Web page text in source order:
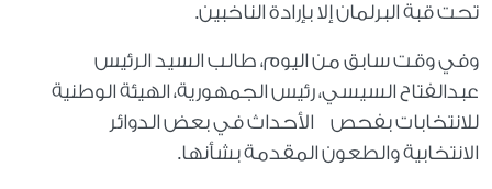
تحت قبة البرلمان إلا بإرادة الناخبين.
وفي وقت سابق من اليوم، طالب السيد الرئيس
عبدالفتاح السيسي، رئيس الجمهورية، الهيئة الوطنية
للانتخابات بفحص الأحداث في بعض الدوائر
الانتخابية والطعون المقدمة بشأنها.